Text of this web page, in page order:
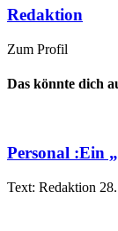
Redaktion
Zum Profil
Das könnte dich
Personal :Ein
Text: Redaktion